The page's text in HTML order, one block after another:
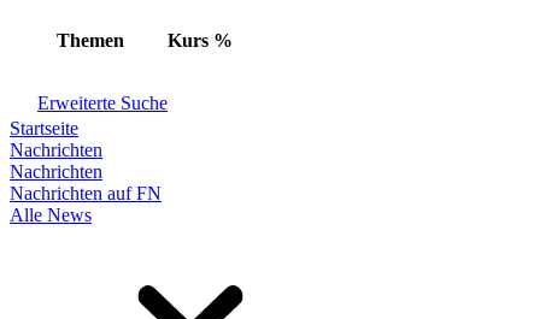
Themen Kurs %
Erweiterte Suche
Startseite
Nachrichten
Nachrichten
Nachrichten auf FN
Alle News